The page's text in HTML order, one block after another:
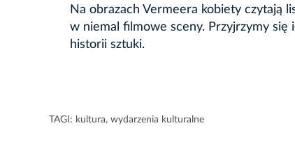
Na obrazach Vermeera kobiety czytają
w niemal filmowe sceny. Przyjrzymy
historii sztuki.
TAGI: kultura, wydarzenia kulturalne